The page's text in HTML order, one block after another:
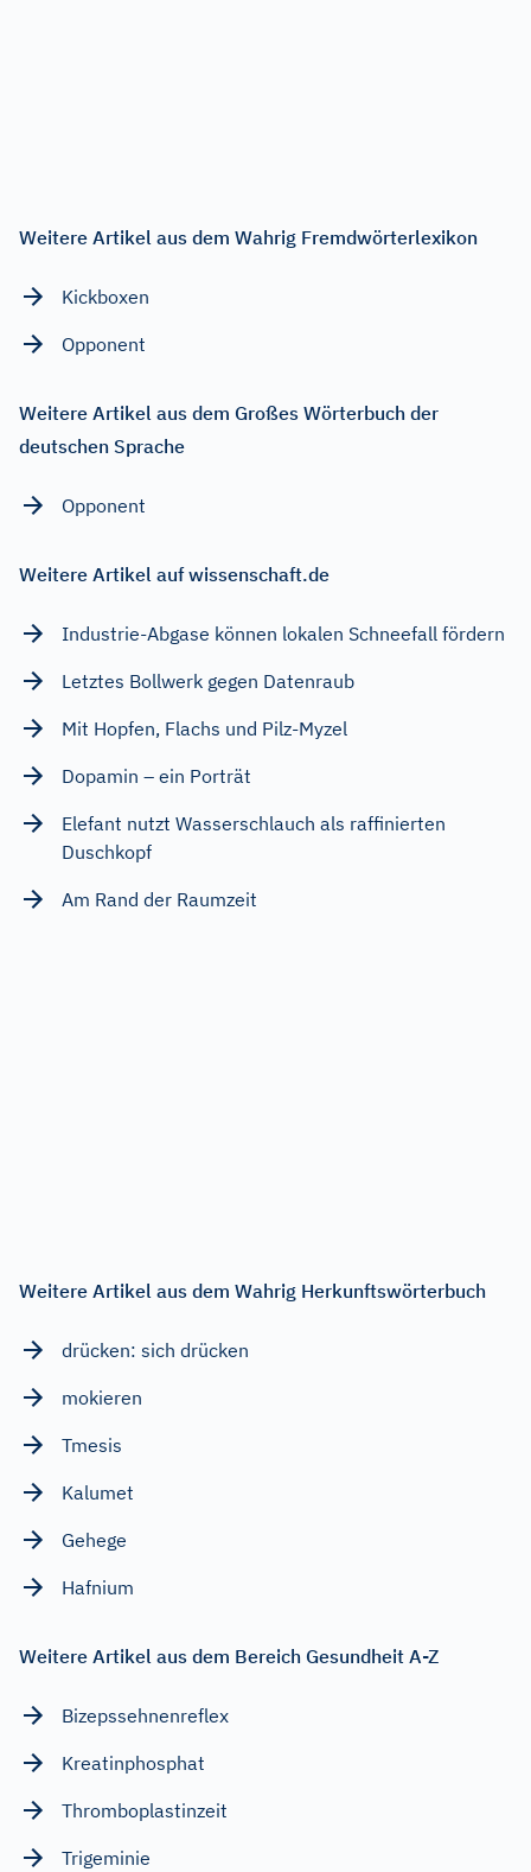
Weitere Artikel aus dem Wahrig Fremdwörterlexikon
Kickboxen
Opponent
Weitere Artikel aus dem Großes Wörterbuch der
deutschen Sprache
Opponent
Weitere Artikel auf wissenschaft.de
Industrie-Abgase können lokalen Schneefall fördern
Letztes Bollwerk gegen Datenraub
Mit Hopfen, Flachs und Pilz-Myzel
Dopamin – ein Porträt
Elefant nutzt Wasserschlauch als raffinierten
Duschkopf
Am Rand der Raumzeit
Weitere Artikel aus dem Wahrig Herkunftswörterbuch
drücken: sich drücken
mokieren
Tmesis
Kalumet
Gehege
Hafnium
Weitere Artikel aus dem Bereich Gesundheit A-Z
Bizepssehnenreflex
Kreatinphosphat
Thromboplastinzeit
Trigeminie